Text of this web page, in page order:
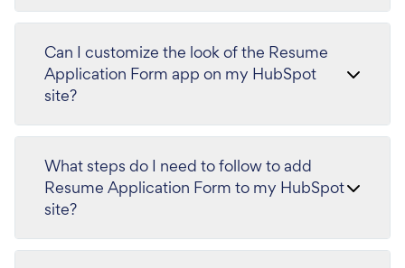
Can I customize the look of the Resume
Application Form app on my HubSpot
site?
What steps do I need to follow to add
Resume Application Form to my HubSpot
site?